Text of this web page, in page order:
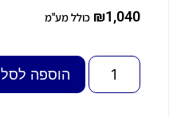
₪1,040 כולל מע"מ
הוספה לסל